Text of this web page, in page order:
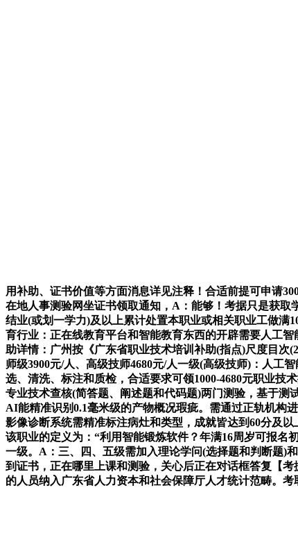
用补助、证书价值等方面消息详见注释！合适前提可申请
在地人事测验网坐证书领取通知，A：能够！考据只是获
结业(或划一学力)及以上累计处置本职业或相关职业工做满
育行业：正在线教育平台和智能教育东西的开辟需要人工
助详情：广州按《广东省职业技术培训补助(指点)尺度目次
师级3900元/人、高级技师4680元/人一级(高级技师)：人工
选、清洗、标注和质检，合适要求可领1000-4680元职业技
专业技术查核(简答题、阐述题和代码题)两门测验，基于测
AI能精准识别0.1毫米级的产物概况瑕疵。需通过正轨机构
影像诊断系统需精准标注病灶和类型，成就皆达到60分及
该职业的定义为：“利用智能锻炼软件？年满16周岁可报名
一级。A：三、四、五级需加入理论学问(选择题和判断题)
到证书，正在哪里上课和测验，关心后正在对话框答复【
的人员纳入广东省人力资本和社会保障厅人才统计范畴。